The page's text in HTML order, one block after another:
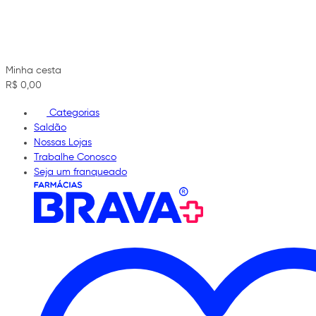
Minha cesta
R$ 0,00
Categorias
Saldão
Nossas Lojas
Trabalhe Conosco
Seja um franqueado